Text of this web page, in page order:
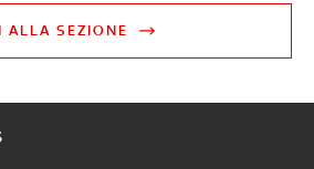
ALLA SEZIONE